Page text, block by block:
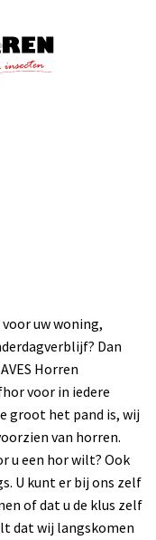
uw woning,
Dan
Horren
voor in iedere
groot het pand is, wij
van horren.
u een hor wilt? Ook
U kunt er bij ons zelf
of dat u de klus zelf
dat wij langskomen